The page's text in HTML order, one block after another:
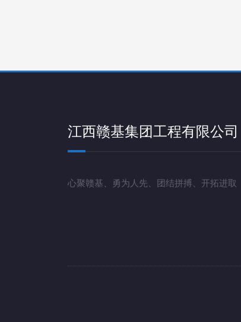
江西赣基集团工程有限公司
心聚赣基、勇为人先、团结拼搏、开拓进取